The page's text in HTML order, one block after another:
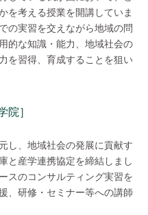
を考える授業を開講していま
の実習を交えながら地域の問
的な知識・能力、地域社会の
を習得、育成することを狙い
院］
し、地域社会の発展に貢献す
と産学連携協定を締結しまし
スのコンサルティング実習を
、研修・セミナー等への講師